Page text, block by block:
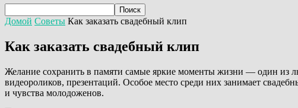
Домой Советы Как заказать свадебный клип
Как заказать свадебный клип
Желание сохранить в памяти самые яркие моменты жизни — один из
видеороликов, презентаций. Особое место среди них занимает
и чувства молодоженов.